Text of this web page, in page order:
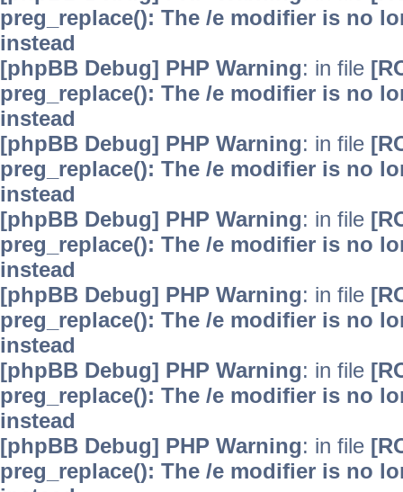
preg_replace(): The /e modifier is no
instead
[phpBB Debug] PHP Warning: in file
preg_replace(): The /e modifier is no
instead
[phpBB Debug] PHP Warning: in file
preg_replace(): The /e modifier is no
instead
[phpBB Debug] PHP Warning: in file
preg_replace(): The /e modifier is no
instead
[phpBB Debug] PHP Warning: in file
preg_replace(): The /e modifier is no
instead
[phpBB Debug] PHP Warning: in file
preg_replace(): The /e modifier is no
instead
[phpBB Debug] PHP Warning: in file
preg_replace(): The /e modifier is no